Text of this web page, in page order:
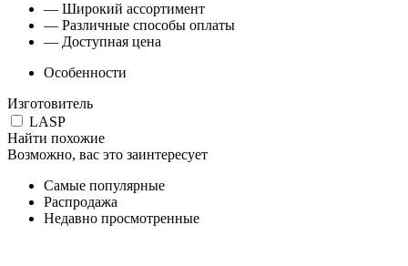
— Широкий ассортимент
— Различные способы оплаты
— Доступная цена
Особенности
Изготовитель
LASP
Найти похожие
Возможно, вас это заинтересует
Самые популярные
Распродажа
Недавно просмотренные